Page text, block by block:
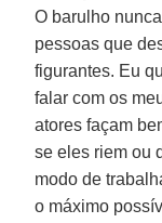
O barulho
pessoas que
figurantes. Eu
falar com os
atores façam
se eles riem ou
modo de
o máximo